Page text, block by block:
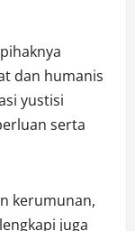
dan humanis
yustisi
serta
kerumunan,
juga